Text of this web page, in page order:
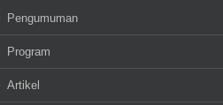
Pengumuman
Program
Artikel